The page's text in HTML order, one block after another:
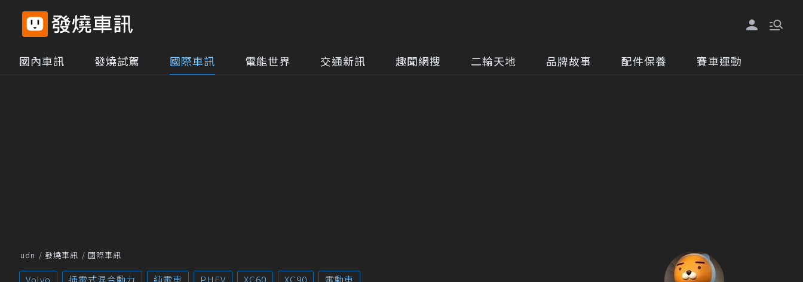
國內車訊 發燒試駕 國際車訊 電能世界 交通新訊 趣聞網搜 二輪天地 品牌故事 配件保養 賽車運動
udn 發燒車訊 國際車訊
Volvo 插電式混合動力 純電車 PHEV XC60 XC90 電動車